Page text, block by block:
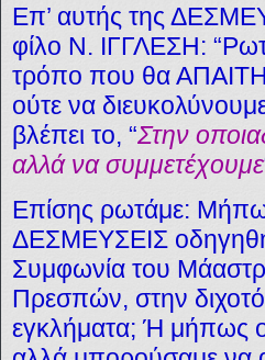
Επ’ αυτής της
φίλο Ν. ΙΓΓΛΕΣΗ:
τρόπο που θα
ούτε να
βλέπει το, “Στην
αλλά να συμμετέχουμε
Επίσης ρωτάμε:
ΔΕΣΜΕΥΣΕΙΣ
Συμφωνία του
Πρεσπών, στην
εγκλήματα; Ή μήπως